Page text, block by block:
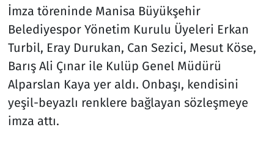
İmza töreninde Manisa Büyükşehir
Belediyespor Yönetim Kurulu Üyeleri Erkan
Turbil, Eray Durukan, Can Sezici, Mesut Köse,
Barış Ali Çınar ile Kulüp Genel Müdürü
Alparslan Kaya yer aldı. Onbaşı, kendisini
yeşil-beyazlı renklere bağlayan sözleşmeye
imza attı.
Televizyon